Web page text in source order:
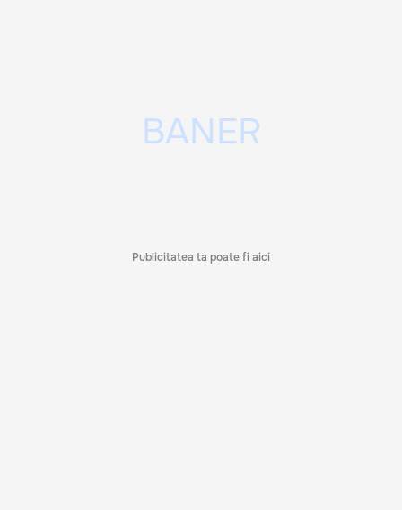
Publicitatea ta poate fi aici